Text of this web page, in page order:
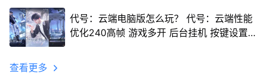
代号：云端电脑版怎么玩？ 代号：云端性能
优化240高帧 游戏多开 后台挂机 按键设置
查看更多